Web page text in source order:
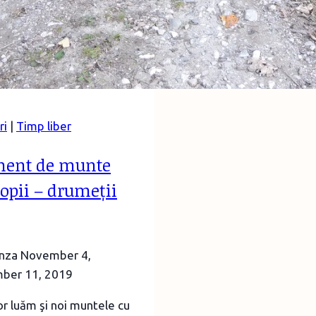
Timp liber
de munte
– drumeții
November 4,
11, 2019
luăm şi noi muntele cu